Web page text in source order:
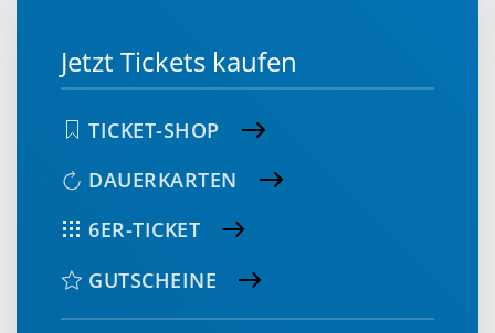
Jetzt Tickets kaufen
TICKET-SHOP
DAUERKARTEN
6ER-TICKET
GUTSCHEINE